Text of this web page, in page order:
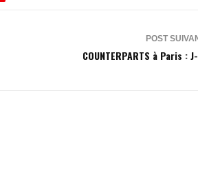
POST
COUNTERPARTS à Paris :